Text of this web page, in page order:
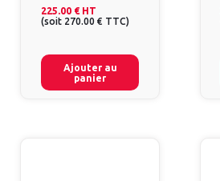
225.00 € HT
(soit 270.00 € TTC)
Ajouter au
panier